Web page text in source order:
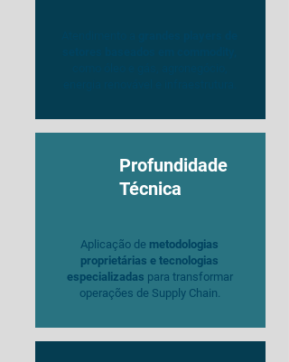
Profundidade
Técnica
Aplicação de metodologias
proprietárias e tecnologias
especializadas para transformar
operações de Supply Chain.